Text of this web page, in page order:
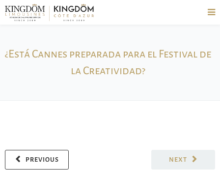
¿Está Cannes preparada para el Festival de
la Creatividad?
NEXT
PREVIOUS